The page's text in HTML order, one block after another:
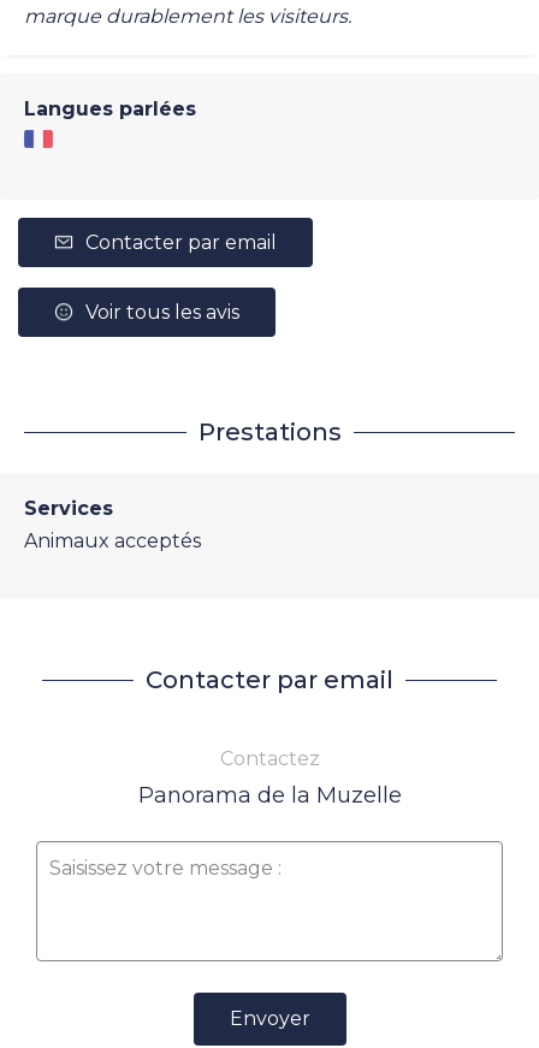
marque durablement les visiteurs.
Langues parlées
Contacter par email
Voir tous les avis
Prestations
Services
Animaux acceptés
Contacter par email
Contactez
Panorama de la Muzelle
Envoyer